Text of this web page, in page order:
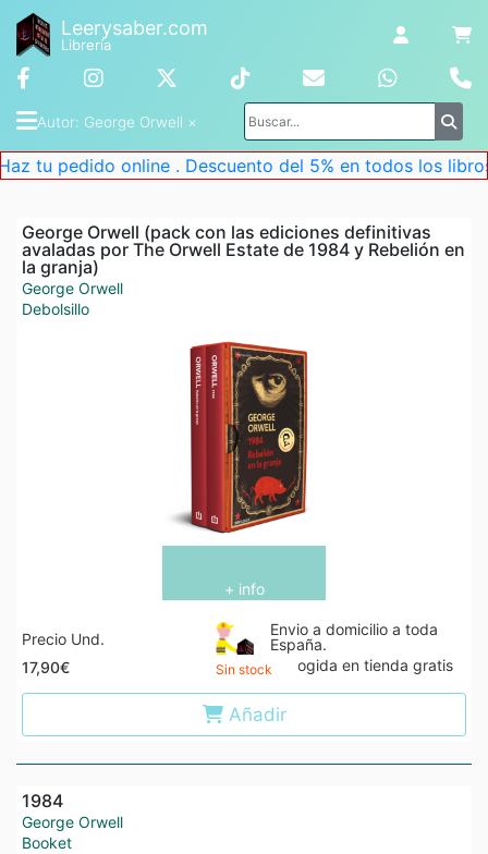
Leerysaber.com
Librería
Autor: George Orwell ×
pedido online . Descuento del 5% en todos los libros.
George Orwell (pack con las ediciones definitivas
avaladas por The Orwell Estate de 1984 y Rebelión en
la granja)
George Orwell
Debolsillo
+ info
Precio Und.
17,90€
Envio a domicilio a toda
España.
Recogida en tienda gratis
Sin stock
Añadir
1984
George Orwell
Booket